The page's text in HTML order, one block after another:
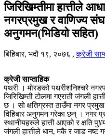
जिरिखिम्तीमा हात्तीले
नगरप्रमुख र वाणिज्य
अनुगमन(भिडियो सहित)
बिहिबार, भदौ १९, २०७६ ,क्रेजी
क्रेजी साप्ताहिक
पथरी । मोरङको पथरीशनिश्चरे
जिरिखिम्ती टोलमा गएराती जंगली
छ । सो क्षतिग्रस्त ठाउँमा नगर
विहिबार अनुगमन गरेका छन् । नगर
स्थानीयहरुले हात्ती आएको र क्षति
जंगली हात्तीले धान, मकै र जाड नष्ट